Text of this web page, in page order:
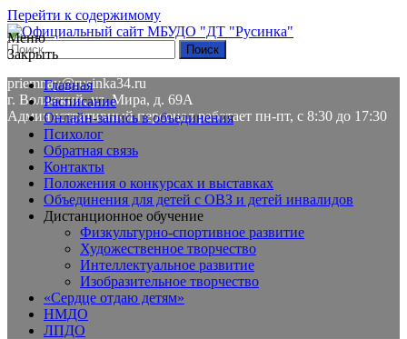
Перейти к содержимому
8(8443) 58-01-84
priemnay@rusinka34.ru
г. Волжский, ул. Мира, д. 69А
Административный персонал работает пн-пт, с 8:30 до 17:30
Меню
Закрыть
Главная
Расписание
Онлайн-запись в объединения
Психолог
Обратная связь
Контакты
Положения о конкурсах и выставках
Объединения для детей с ОВЗ и детей инвалидов
Дистанционное обучение
Физкультурно-спортивное развитие
Художественное творчество
Интеллектуальное развитие
Изобразительное творчество
«Сердце отдаю детям»
НМДО
ЛПДО